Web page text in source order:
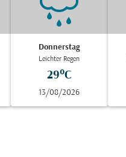
Donnerstag
Leichter Regen
29°C
13/08/2026